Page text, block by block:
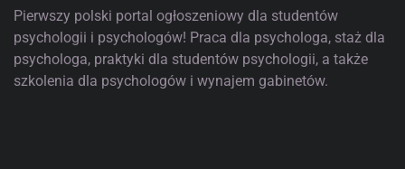
Pierwszy polski portal ogłoszeniowy dla studentów
psychologii i psychologów! Praca dla psychologa, staż dla
psychologa, praktyki dla studentów psychologii, a także
szkolenia dla psychologów i wynajem gabinetów.